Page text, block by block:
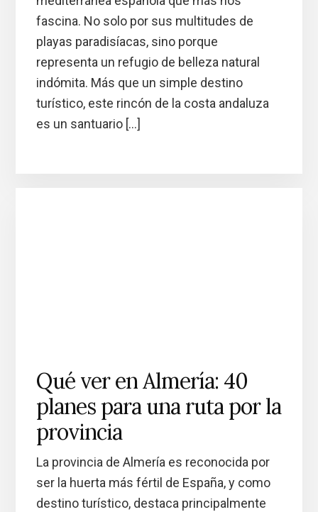
fascina. No solo por sus multitudes de
playas paradisíacas, sino porque
representa un refugio de belleza natural
indómita. Más que un simple destino
turístico, este rincón de la costa andaluza
es un santuario […]
Qué ver en Almería: 40
planes para una ruta por la
provincia
La provincia de Almería es reconocida por
ser la huerta más fértil de España, y como
destino turístico, destaca principalmente